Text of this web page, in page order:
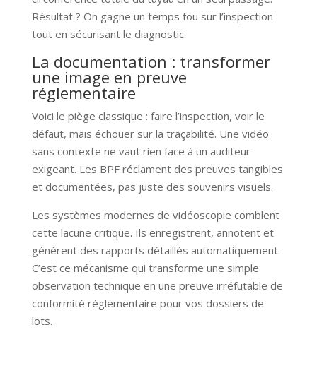
Résultat ? On gagne un temps fou sur l’inspection
tout en sécurisant le diagnostic.
La documentation : transformer
une image en preuve
réglementaire
Voici le piège classique : faire l’inspection, voir le
défaut, mais échouer sur la traçabilité. Une vidéo
sans contexte ne vaut rien face à un auditeur
exigeant. Les BPF réclament des preuves tangibles
et documentées, pas juste des souvenirs visuels.
Les systèmes modernes de vidéoscopie comblent
cette lacune critique. Ils enregistrent, annotent et
génèrent des rapports détaillés automatiquement.
C’est ce mécanisme qui transforme une simple
observation technique en une preuve irréfutable de
conformité réglementaire pour vos dossiers de
lots.